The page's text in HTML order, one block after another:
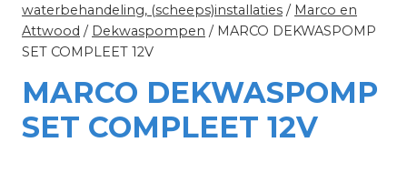
waterbehandeling, (scheeps)installaties / Marco en
Attwood / Dekwaspompen / MARCO DEKWASPOMP
SET COMPLEET 12V
MARCO DEKWASPOMP
SET COMPLEET 12V